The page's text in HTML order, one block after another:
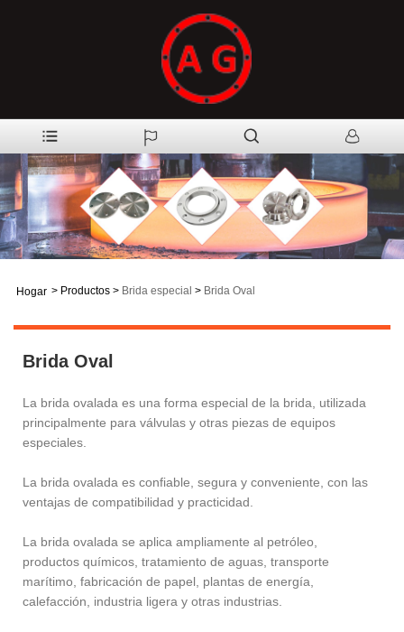
Hogar > Productos > Brida especial > Brida Oval
Brida Oval
La brida ovalada es una forma especial de la brida, utilizada
principalmente para válvulas y otras piezas de equipos
especiales.
La brida ovalada es confiable, segura y conveniente, con las
ventajas de compatibilidad y practicidad.
La brida ovalada se aplica ampliamente al petróleo,
productos químicos, tratamiento de aguas, transporte
marítimo, fabricación de papel, plantas de energía,
calefacción, industria ligera y otras industrias.